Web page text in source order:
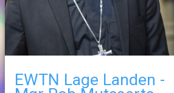
EWTN Lage Landen -